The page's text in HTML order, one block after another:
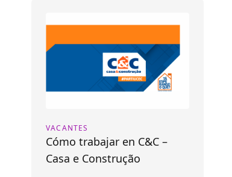
VACANTES
Cómo trabajar en C&C –
Casa e Construção